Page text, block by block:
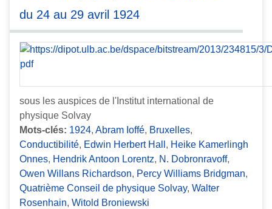
du 24 au 29 avril 1924
sous les auspices de l'Institut international de
physique Solvay
Mots-clés: 1924, Abram Ioffé, Bruxelles,
Conductibilité, Edwin Herbert Hall , Heike Kamerlingh
Onnes, Hendrik Antoon Lorentz, N. Dobronravoff,
Owen Willans Richardson, Percy Williams Bridgman,
Quatrième Conseil de physique Solvay, Walter
Rosenhain, Witold Broniewski